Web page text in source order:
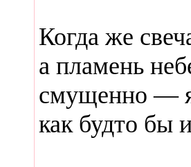
Когда же
а пламень
смущенно —
как будто бы